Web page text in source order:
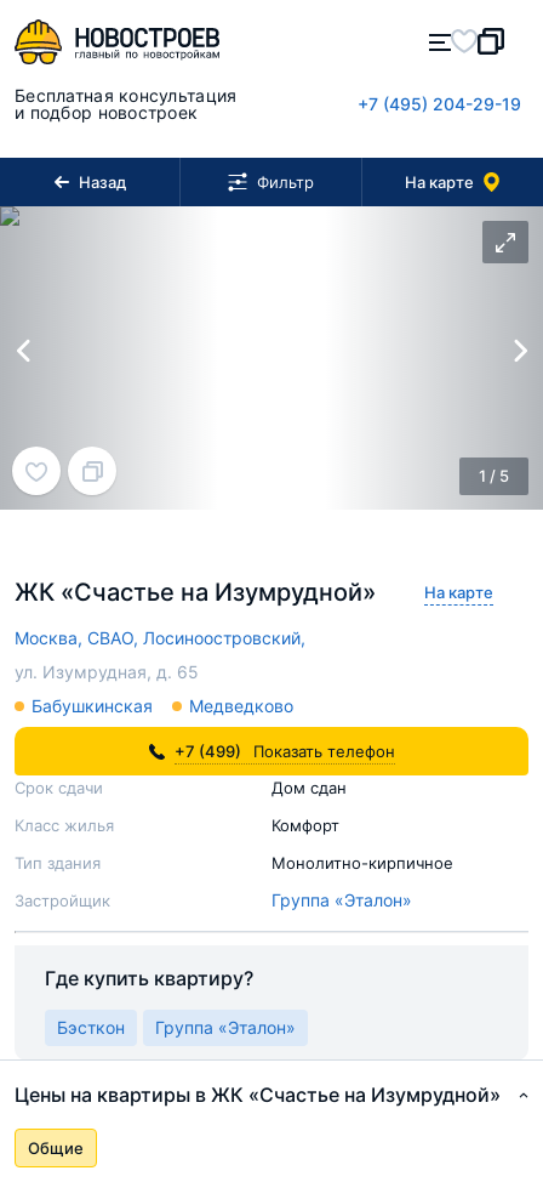
Бесплатная консультация
и подбор новостроек
+7 (495) 204-29-19
Назад Фильтр На карте
ЖК «Счастье на Изумрудной» На карте
Москва, СВАО, Лосиноостровский,
ул. Изумрудная, д. 65
Бабушкинская
Медведково
1 / 5
Срок сдачи
Дом сдан
Класс жилья
Комфорт
Тип здания
Монолитно-кирпичное
Застройщик
Группа «Эталон»
+7 (499) Показать телефон
Где купить квартиру?
Бэсткон Группа «Эталон»
Цены на квартиры в ЖК «Счастье на Изумрудной»
Общие